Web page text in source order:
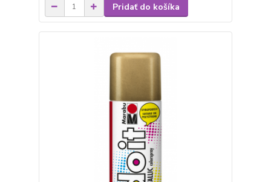
Pridať do košíka